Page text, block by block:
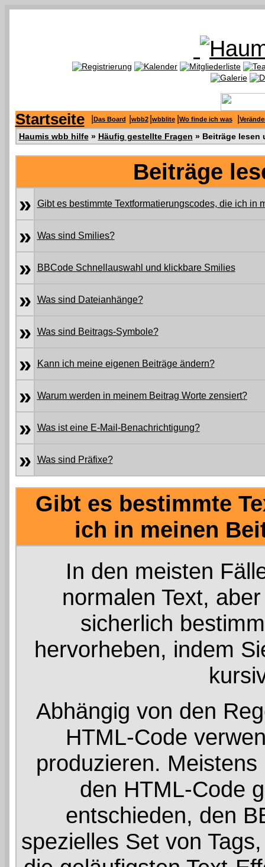
Startseite Das Board wbb2 wbblite Wo finde ich was
Haumis wbb hilfe» Häufig gestellte Fragen » Beiträge lesen
Beiträge
»
Gibt es bestimmte Textformatierungscodes, die ich in
» Was sind Smilies?
» BBCode Schnellauswahl und klickbare Smilies
» Was sind Dateianhänge?
» Was sind Beitrags-Symbole?
» Kann ich meine eigenen Beiträge ändern?
» Warum werden in meinem Beitrag Worte zensiert?
» Was ist eine E-Mail-Benachrichtigung?
» Was sind Präfixe?
Gibt es bestimmte
ich in meinen
In den meisten
normalen Text,
sicherlich
hervorheben, indem
Abhängig von den
HTML-Code
produzieren.
den HTML-Code
entschieden, den
spezielles Set von